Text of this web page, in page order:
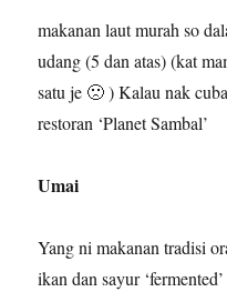
makanan laut murah so
udang (5 dan atas) (kat
satu je 🙁 ) Kalau nak
restoran ‘Planet Sambal’
Umai
Yang ni makanan tradisi
ikan dan sayur